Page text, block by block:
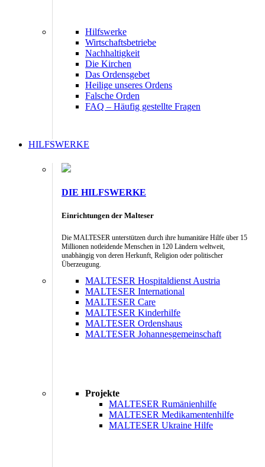
Hilfswerke
Wirtschaftsbetriebe
Nachhaltigkeit
Die Kirchen
Das Ordensgebet
Heilige unseres Ordens
Falsche Orden
FAQ – Häufig gestellte Fragen
HILFSWERKE
DIE HILFSWERKE
Einrichtungen der Malteser
Die MALTESER unterstützen durch ihre humanitäre Hilfe über 15
Millionen notleidende Menschen in 120 Ländern weltweit,
unabhängig von deren Herkunft, Religion oder politischer
Überzeugung.
MALTESER Hospitaldienst Austria
MALTESER International
MALTESER Care
MALTESER Kinderhilfe
MALTESER Ordenshaus
MALTESER Johannesgemeinschaft
Projekte
MALTESER Rumänienhilfe
MALTESER Medikamentenhilfe
MALTESER Ukraine Hilfe